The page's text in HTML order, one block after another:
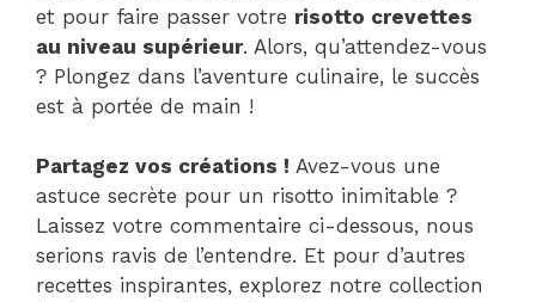
et pour faire passer votre risotto crevettes
au niveau supérieur. Alors, qu’attendez-vous
? Plongez dans l’aventure culinaire, le succès
est à portée de main !
Partagez vos créations ! Avez-vous une
astuce secrète pour un risotto inimitable ?
Laissez votre commentaire ci-dessous, nous
serions ravis de l’entendre. Et pour d’autres
recettes inspirantes, explorez notre collection